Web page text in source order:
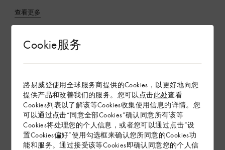
Cookie服务
路易威登使用全球服务商提供的Cookies，以更好地向您
提供产品和改善我们的服务。您可以点击此处查看
Cookies列表以了解该等Cookies收集使用信息的详情。您
可以通过点击“同意全部Cookies”确认同意所有该等
Cookies将处理您的个人信息，或者您可以通过点击“设
置Cookies偏好”使用勾选框来确认您所同意的Cookies功
能和服务。通过接受该等Cookies即确认同意您的个人信
查看更多
在专卖店内探索
配送 & 退货
赠礼